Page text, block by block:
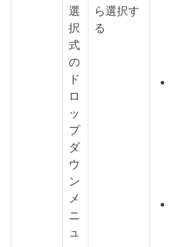
選
択
式
の
ド
ロ
ッ
プ
ダ
ウ
ン
メ
ニ
ュ
ら選択す
る